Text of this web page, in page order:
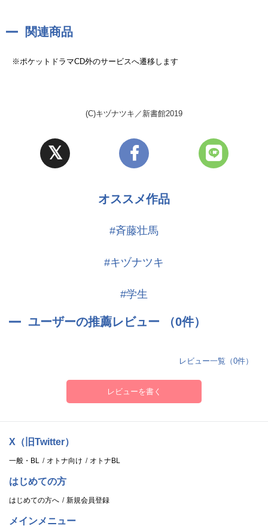
人を好きになるということについて深く考えさせられますし、聴き終え
関連商品
※ポケットドラマCD外のサービスへ遷移します
(C)キヅナツキ／新書館2019
オススメ作品
#斉藤壮馬
#キヅナツキ
#学生
ユーザーの推薦レビュー （0件）
レビュー一覧（0件）
レビューを書く
X（旧Twitter）
一般・BL オトナ向け オトナBL
はじめての方
はじめての方へ 新規会員登録
メインメニュー